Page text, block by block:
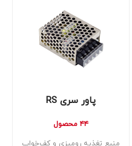
پاور سری RS
۴۴ محصول
منبع تغذیه رومیزی و کف‌خواب